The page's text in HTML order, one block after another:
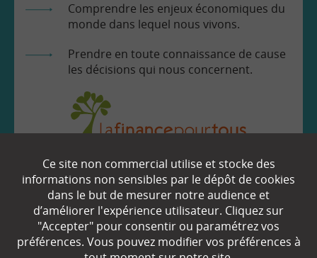
Comprendre les enjeux économiques du
monde dans lequel nous vivons.
Prendre en toute connaissance de cause
les décisions qui nous concernent.
EN SAVOIR
Qui sommes-nous ?
Partenaires
Ce site non commercial utilise et stocke des
informations non sensibles par le dépôt de cookies
dans le but de mesurer notre audience et
d’améliorer l'expérience utilisateur. Cliquez sur
"Accepter" pour consentir ou paramétrez vos
préférences. Vous pouvez modifier vos préférences à